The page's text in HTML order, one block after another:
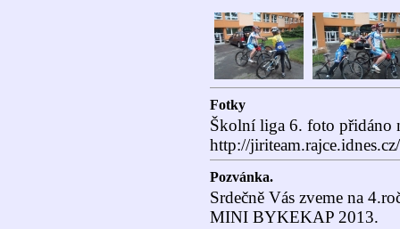
Fotky
Školní liga 6. foto přidáno
http://
Pozvánka.
Srdečně Vás zveme na
MINI BYKEKAP 2013.